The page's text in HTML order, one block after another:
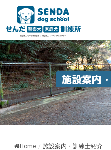
施設案内
Home / 施設案内・訓練士紹介